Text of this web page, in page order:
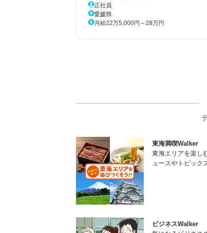
正社員
愛媛県
月給22万5,000円～28万円
東海満喫Walker
東海エリアを楽し
ュースやトピック
ビジネスWalker